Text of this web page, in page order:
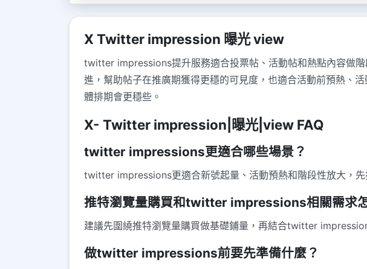
X Twitter impression 曝光 view
twitter impressions提升服務適合投票帖、活動帖和熱點內容做
進，幫助帖子在推廣期獲得更穩的可見度，也適合活動前預熱、
體排期會更穩些。
X- Twitter impression|曝光|view FAQ
twitter impressions更適合哪些場景？
twitter impressions更適合新號起量、活動預熱和階段性放大，
推特瀏覽量購買和twitter impressions相關需求
建議先圍繞推特瀏覽量購買做基礎鋪量，再結合twitter
做twitter impressions前要先準備什麼？